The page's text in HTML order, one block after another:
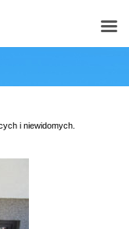
i niewidomych.